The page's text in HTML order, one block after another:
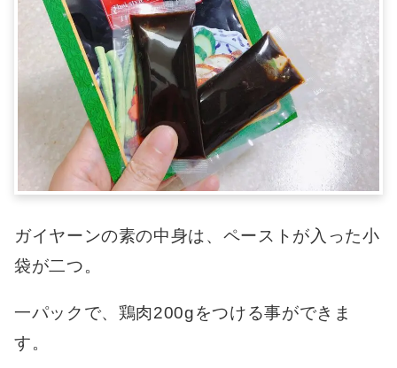
ガイヤーンの素の中身は、ペーストが入った小
袋が二つ。
一パックで、鶏肉200gをつける事ができま
す。